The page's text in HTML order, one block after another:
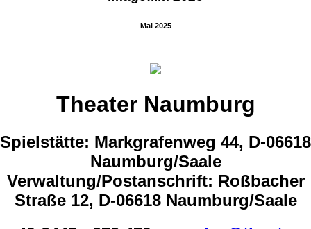
Mai 2025
Theater Naumburg
Spielstätte: Markgrafenweg 44, D-06618
Naumburg/Saale
Verwaltung/Postanschrift: Roßbacher
Straße 12, D-06618 Naumburg/Saale